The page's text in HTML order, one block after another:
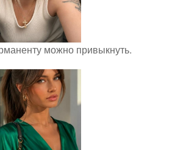
можно привыкнуть.